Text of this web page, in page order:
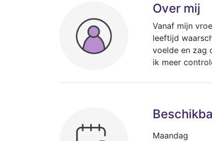
Over mij
Vanaf mijn
leeftijd
voelde en zag
ik meer
Maandag